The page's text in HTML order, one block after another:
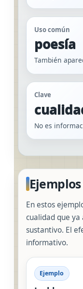
Uso común
poesía
También
Clave
No es
En estos
cualidad que
sustantivo. El
informativo.
Ejemplo